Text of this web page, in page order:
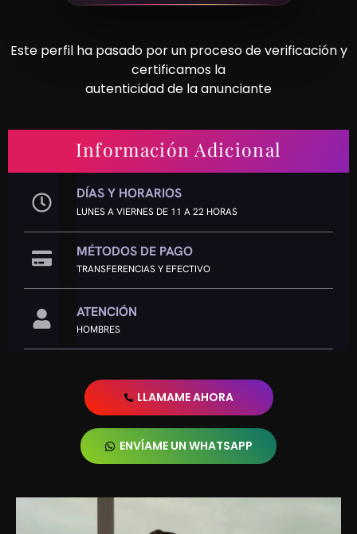
Este perfil ha pasado por un proceso de verificación y
certificamos la
autenticidad de la anunciante
Información Adicional
DÍAS Y HORARIOS
LUNES A VIERNES DE 11 A 22 HORAS
MÉTODOS DE PAGO
TRANSFERENCIAS Y EFECTIVO
ATENCIÓN
HOMBRES
LLAMAME AHORA
ENVÍAME UN WHATSAPP